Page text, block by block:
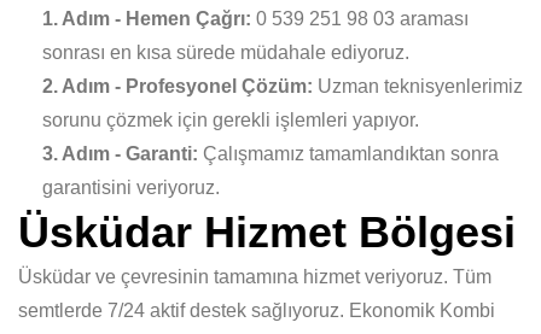
1. Adım - Hemen Çağrı: 0 539 251 98 03 araması
sonrası en kısa sürede müdahale ediyoruz.
2. Adım - Profesyonel Çözüm: Uzman teknisyenlerimiz
sorunu çözmek için gerekli işlemleri yapıyor.
3. Adım - Garanti: Çalışmamız tamamlandıktan sonra
garantisini veriyoruz.
Üsküdar Hizmet Bölgesi
Üsküdar ve çevresinin tamamına hizmet veriyoruz. Tüm
semtlerde 7/24 aktif destek sağlıyoruz. Ekonomik Kombi